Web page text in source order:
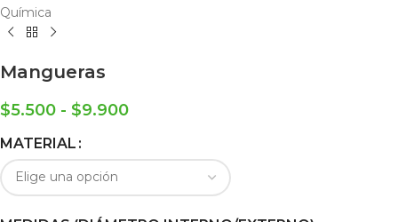
Química
Mangueras
$5.500 - $9.900
MATERIAL